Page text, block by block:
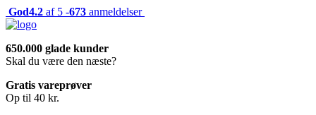
God4.2 af 5 -673 anmeldelser
650.000 glade kunder
Skal du være den næste?
Gratis vareprøver
Op til 40 kr.